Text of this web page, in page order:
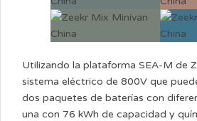
Utilizando la plataforma SEA-M de
sistema eléctrico de 800V que
dos paquetes de baterías con
una con 76 kWh de capacidad y